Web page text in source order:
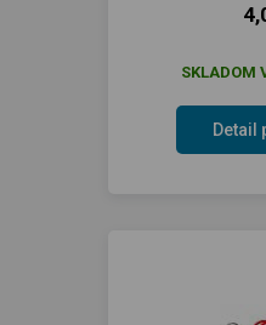
SKLADOM
Detail